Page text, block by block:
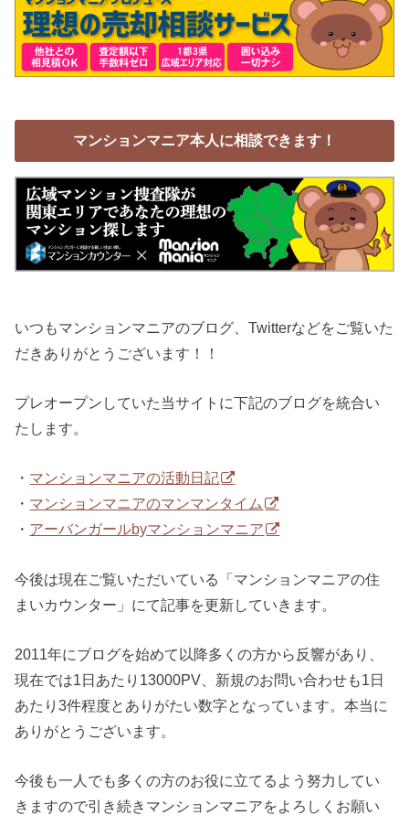
マンションマニア本人に相談できます！
いつもマンションマニアのブログ、Twitterなどをご覧いた
だきありがとうございます！！
プレオープンしていた当サイトに下記のブログを統合い
たします。
・ マンションマニアの活動日記
・ マンションマニアのマンマンタイム
・ アーバンガールbyマンションマニア
今後は現在ご覧いただいている「マンションマニアの住
まいカウンター」にて記事を更新していきます。
2011年にブログを始めて以降多くの方から反響があり、
現在では1日あたり13000PV、新規のお問い合わせも1日
あたり3件程度とありがたい数字となっています。本当に
ありがとうございます。
今後も一人でも多くの方のお役に立てるよう努力してい
きますので引き続きマンションマニアをよろしくお願い